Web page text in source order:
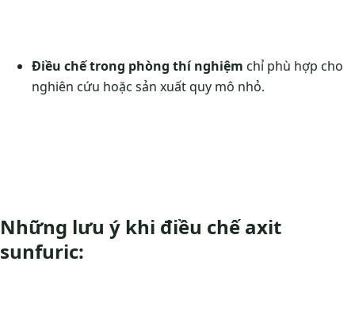
Điều chế trong phòng thí nghiệm chỉ phù hợp cho
nghiên cứu hoặc sản xuất quy mô nhỏ.
Những lưu ý khi điều chế axit
sunfuric: